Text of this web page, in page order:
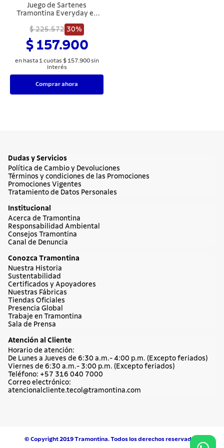
Juego de Sartenes
Tramontina Everyday en
Interno Starflon Max y
Externo Siliconado Rojo 02
Piezas
$ 225.572 30%
$ 157.900
en hasta 1 cuotas $ 157.900sin
interés
Comprar ahora
Dudas y Servicios
Política de Cambio y Devoluciones
Términos y condiciones de las Promociones
Promociones Vigentes
Tratamiento de Datos Personales
Institucional
Acerca de Tramontina
Responsabilidad Ambiental
Consejos Tramontina
Canal de Denuncia
Conozca Tramontina
Nuestra Historia
Sustentabilidad
Certificados y Apoyadores
Nuestras Fábricas
Tiendas Oficiales
Presencia Global
Trabaje en Tramontina
Sala de Prensa
Atención al Cliente
Horario de atención:
De Lunes a Jueves de 6:30 a.m.- 4:00 p.m. (Excepto feriados)
Viernes de 6:30 a.m.- 3:00 p.m. (Excepto feriados)
Teléfono: +57 316 040 7000
Correo electrónico:
atencionalcliente.tecol@tramontina.com
© Copyright 2019 Tramontina. Todos los derechos reservados.